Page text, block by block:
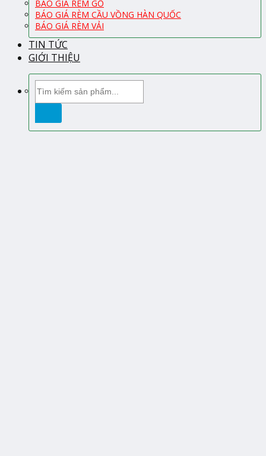
BÁO GIÁ RÈM GỖ
BÁO GIÁ RÈM CẦU VỒNG HÀN QUỐC
BÁO GIÁ RÈM VẢI
TIN TỨC
GIỚI THIỆU
kiếm: